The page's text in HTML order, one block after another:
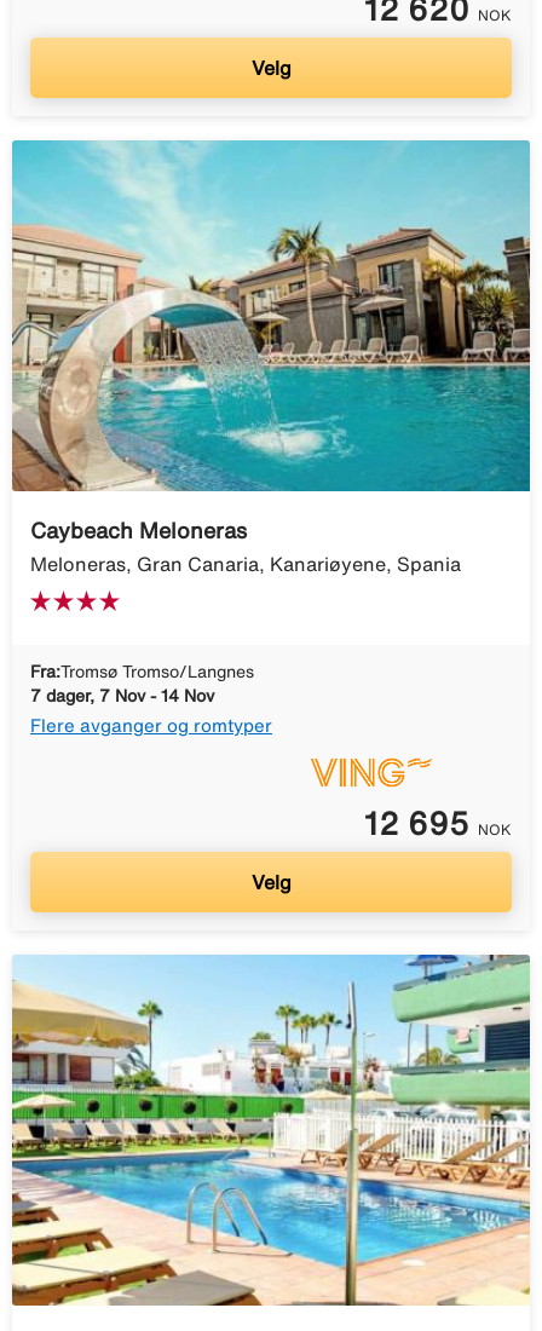
12 620 NOK
Velg
Caybeach Meloneras
Meloneras, Gran Canaria, Kanariøyene, Spania
Fra:Tromsø Tromso/Langnes
7 dager, 7 Nov - 14 Nov
Flere avganger og romtyper
12 695 NOK
Velg